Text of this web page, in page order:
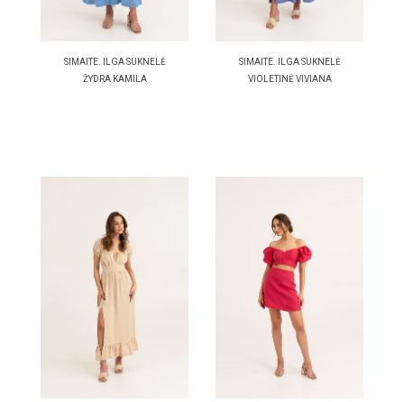
SIMAITE. ILGA SUKNELĖ
ŽYDRA KAMILA
SIMAITE. ILGA SUKNELĖ
VIOLETINĖ VIVIANA